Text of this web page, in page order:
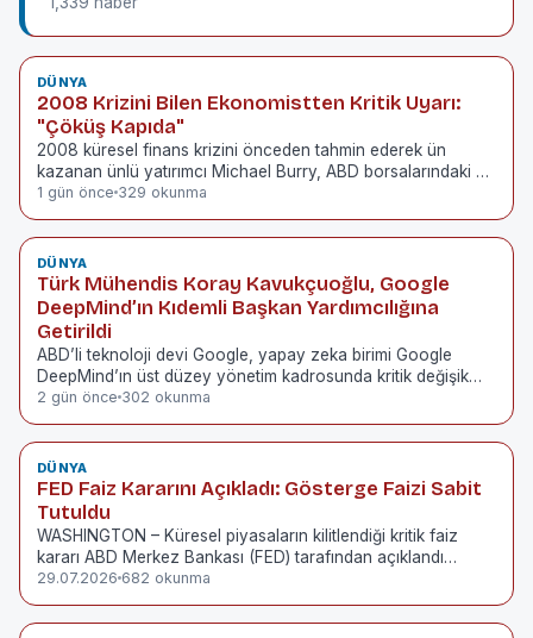
DÜNYA
2008 Krizini Bilen Ekonomistten Kritik Uyarı:
"Çöküş Kapıda"
2008 küresel finans krizini önceden tahmin ederek ün
kazanan ünlü yatırımcı Michael Burry, ABD borsalarındaki …
1 gün önce 329 okunma
DÜNYA
Türk Mühendis Koray Kavukçuoğlu, Google
DeepMind’ın Kıdemli Başkan Yardımcılığına
Getirildi
ABD’li teknoloji devi Google, yapay zeka birimi Google
DeepMind’ın üst düzey yönetim kadrosunda kritik değişik…
2 gün önce 302 okunma
DÜNYA
FED Faiz Kararını Açıkladı: Gösterge Faizi Sabit
Tutuldu
WASHINGTON – Küresel piyasaların kilitlendiği kritik faiz
kararı ABD Merkez Bankası (FED) tarafından açıklandı…
29.07.2026 682 okunma